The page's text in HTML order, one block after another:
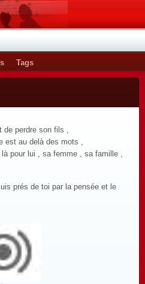
Tags
de perdre son fils ,
est au delà des mots ,
pour lui , sa femme , sa famille ,
prés de toi par la pensée et le